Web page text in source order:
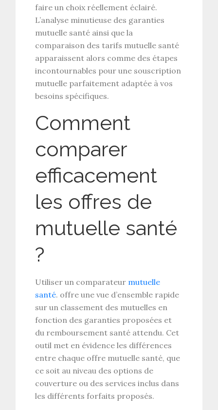
faire un choix réellement éclairé.
L’analyse minutieuse des garanties
mutuelle santé ainsi que la
comparaison des tarifs mutuelle santé
apparaissent alors comme des étapes
incontournables pour une souscription
mutuelle parfaitement adaptée à vos
besoins spécifiques.
Comment
comparer
efficacement
les offres de
mutuelle santé
?
Utiliser un comparateur mutuelle
santé. offre une vue d’ensemble rapide
sur un classement des mutuelles en
fonction des garanties proposées et
du remboursement santé attendu. Cet
outil met en évidence les différences
entre chaque offre mutuelle santé, que
ce soit au niveau des options de
couverture ou des services inclus dans
les différents forfaits proposés.